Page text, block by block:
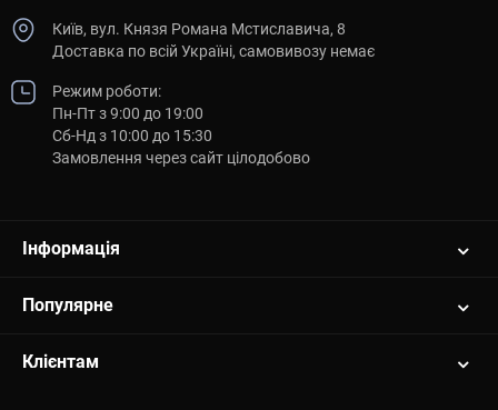
Київ, вул. Князя Романа Мстиславича, 8
Доставка по всій Україні, самовивозу немає
Режим роботи:
Пн-Пт з 9:00 до 19:00
Сб-Нд з 10:00 до 15:30
Замовлення через сайт цілодобово
Інформація
Популярне
Клієнтам